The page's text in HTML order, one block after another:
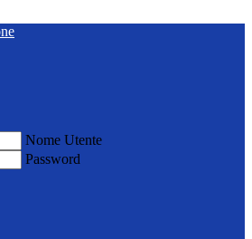
Nome Utente
Password